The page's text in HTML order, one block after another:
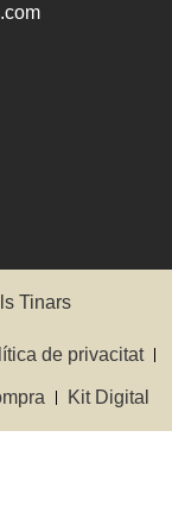
Tinars
de privacitat
Kit Digital